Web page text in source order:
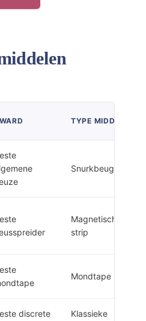
TYPE MIDDEL
Snurkbeugel
Magnetische
strip
Mondtape
discrete
Klassieke